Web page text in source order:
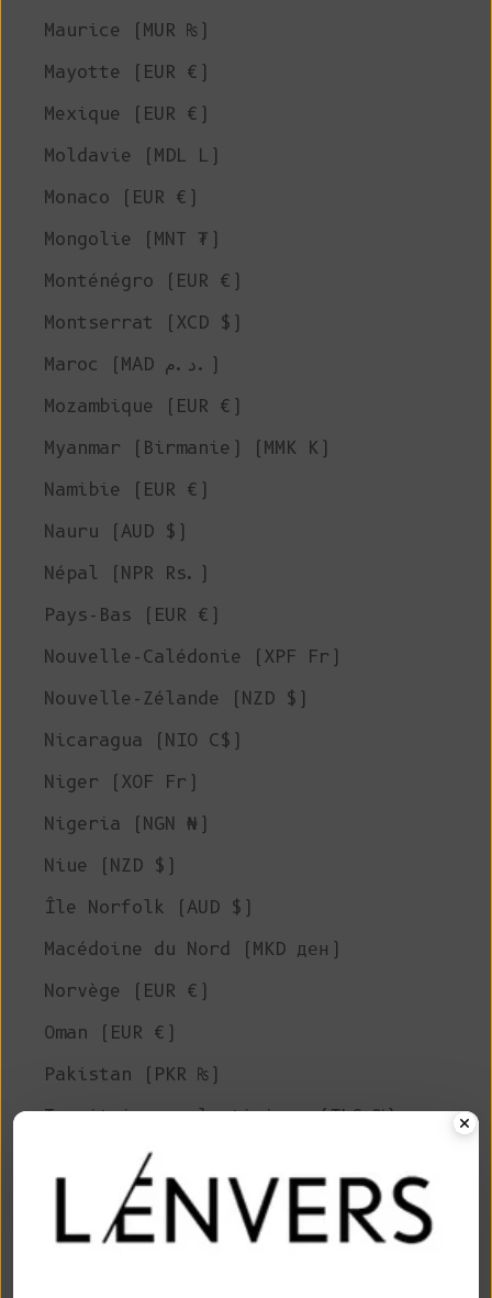
Maurice (MUR ₨)
Mayotte (EUR €)
Mexique (EUR €)
Moldavie (MDL L)
Monaco (EUR €)
Mongolie (MNT ₮)
Monténégro (EUR €)
Montserrat (XCD $)
Maroc (MAD د.م.)
Mozambique (EUR €)
Myanmar (Birmanie) (MMK K)
Namibie (EUR €)
Nauru (AUD $)
Népal (NPR Rs.)
Pays-Bas (EUR €)
Nouvelle-Calédonie (XPF Fr)
Nouvelle-Zélande (NZD $)
Nicaragua (NIO C$)
Niger (XOF Fr)
Nigeria (NGN ₦)
Niue (NZD $)
Île Norfolk (AUD $)
Macédoine du Nord (MKD ден)
Norvège (EUR €)
Oman (EUR €)
Pakistan (PKR ₨)
Territoires palestiniens (ILS ₪)
Panama (USD $)
Papouasie-Nouvelle-Guinée (PGK K)
Paraguay (PYG ₲)